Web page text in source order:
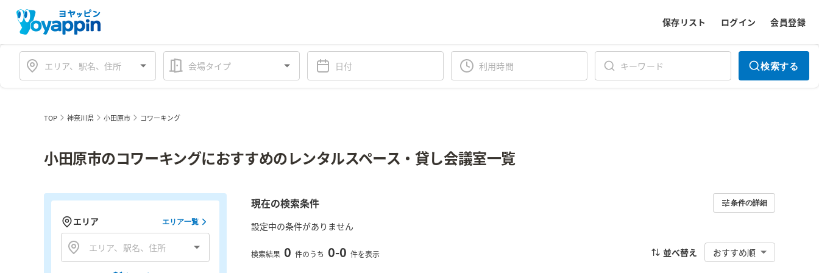
保存リスト ログイン 会員登録
会場タイプ 検索する
TOP 神奈川県 小田原市 コワーキング
小田原市のコワーキングにおすすめのレンタルスペース・貸し会議室一覧
現在の検索条件 条件の詳細
設定中の条件がありません
検索結果 0 件のうち 0-0 件を表示 並べ替え おすすめ順
エリア エリア一覧